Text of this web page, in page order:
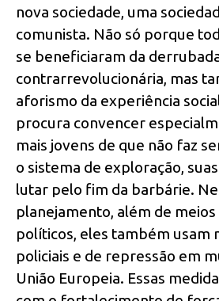
nova sociedade, uma
comunista. Não só porque
se beneficiaram da
contrarrevolucionária, mas
aforismo da experiência
procura convencer
mais jovens de que não faz
o sistema de exploração,
lutar pelo fim da barbárie.
planejamento, além de
políticos, eles também usam
policiais e de repressão em
União Europeia. Essas